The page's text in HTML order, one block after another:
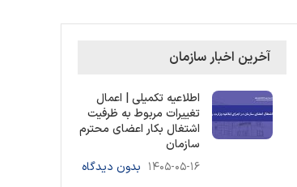
آخرین اخبار سازمان
اطلاعیه تکمیلی | اعمال
تغییرات مربوط به ظرفیت
اشتغال بکار اعضای محترم
سازمان
۱۴۰۵-۰۵-۱۶ بدون دیدگاه